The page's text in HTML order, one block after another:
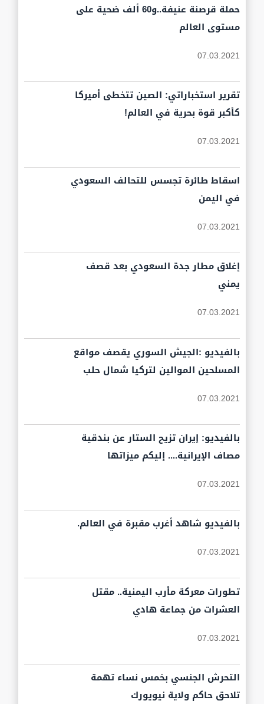
حملة قرصنة عنيفة..و60 ألف ضحية على
مستوى العالم
07.03.2021
تقرير استخباراتي: الصين تتخطى أميركا
كأكبر قوة بحرية في العالم!
07.03.2021
اسقاط طائرة تجسس للتحالف السعودي
في اليمن
07.03.2021
إغلاق مطار جدة السعودي بعد قصف
يمني
07.03.2021
بالفيديو :الجيش السوري يقصف مواقع
المسلحين الموالين لتركيا شمال حلب
07.03.2021
بالفيديو: إيران تزيح الستار عن بندقية
مصاف الإيرانية.... إليكم ميزاتها
07.03.2021
بالفيديو شاهد أغرب مقبرة في العالم.
07.03.2021
تطورات معركة مأرب اليمنية.. مقتل
العشرات من جماعة هادي
07.03.2021
التحرش الجنسي بخمس نساء تهمة
تلاحق حاكم ولاية نيويورك